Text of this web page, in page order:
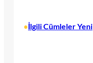
•İlgili Cümleler Yeni